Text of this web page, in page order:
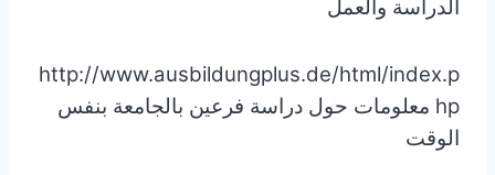
الدراسة والعمل
http://www.ausbildungplus.de/html/index.p
hp معلومات حول دراسة فرعين بالجامعة بنفس
الوقت